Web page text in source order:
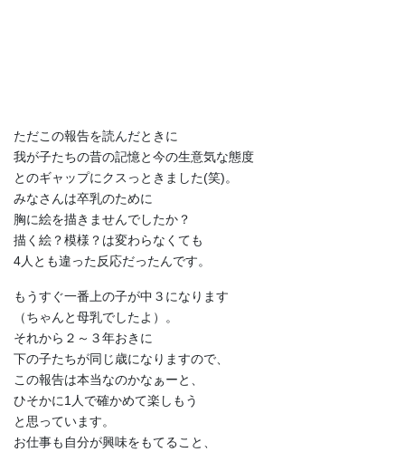
ただこの報告を読んだときに
我が子たちの昔の記憶と今の生意気な態度
とのギャップにクスっときました(笑)。
みなさんは卒乳のために
胸に絵を描きませんでしたか？
描く絵？模様？は変わらなくても
4人とも違った反応だったんです。
もうすぐ一番上の子が中３になります
（ちゃんと母乳でしたよ）。
それから２～３年おきに
下の子たちが同じ歳になりますので、
この報告は本当なのかなぁーと、
ひそかに1人で確かめて楽しもう
と思っています。
お仕事も自分が興味をもてること、